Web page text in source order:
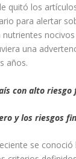
quitó los
para alertar
una
años.
con alto riesgo
y los riesgos
se